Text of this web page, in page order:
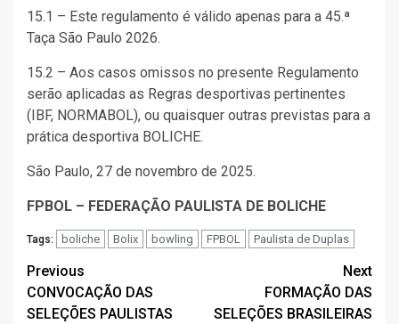
15.1 – Este regulamento é válido apenas para a 45.ª
Taça São Paulo 2026.
15.2 – Aos casos omissos no presente Regulamento
serão aplicadas as Regras desportivas pertinentes
(IBF, NORMABOL), ou quaisquer outras previstas para a
prática desportiva BOLICHE.
São Paulo, 27 de novembro de 2025.
FPBOL – FEDERAÇÃO PAULISTA DE BOLICHE
Tags: boliche Bolix bowling FPBOL Paulista de Duplas
Post
navigation
Previous
CONVOCAÇÃO DAS
SELEÇÕES PAULISTAS
Next
FORMAÇÃO DAS
SELEÇÕES BRASILEIRAS